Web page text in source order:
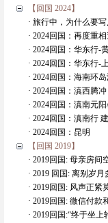
【回国 2024】
· 旅行中，为什么要写
· 2024回国：再度重相
· 2024回国：华东行-
· 2024回国：华东行-
· 2024回国：海南环
· 2024回国：滇西腾冲
· 2024回国：滇南元
· 2024回国：滇南行
· 2024回国：昆明
【回国 2019】
· 2019回国: 母亲房间
· 2019 回国: 离别岁月
· 2019回国: 风声正紧
· 2019回国: 微信付款
· 2019回国:“终于坐上